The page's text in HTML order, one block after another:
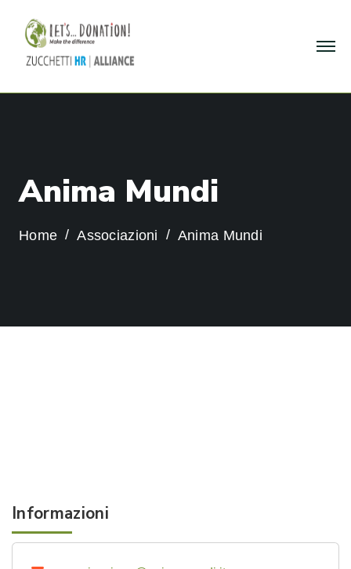
Anima Mundi
Home Associazioni Anima Mundi
Informazioni